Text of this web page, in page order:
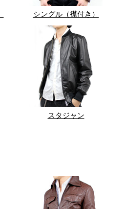
シングル（襟付き）
スタジャン